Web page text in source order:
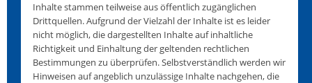
Inhalte stammen teilweise aus öffentlich zugänglichen
Drittquellen. Aufgrund der Vielzahl der Inhalte ist es leider
nicht möglich, die dargestellten Inhalte auf inhaltliche
Richtigkeit und Einhaltung der geltenden rechtlichen
Bestimmungen zu überprüfen. Selbstverständlich werden wir
Hinweisen auf angeblich unzulässige Inhalte nachgehen, die